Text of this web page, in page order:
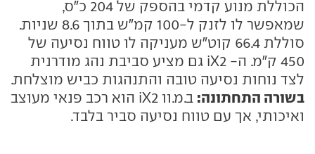
הכוללת מנוע קדמי בהספק של 204 כ"ס,
שמאפשר לו לזנק ל-100 קמ"ש בתוך 8.6 שניות.
סוללת 66.4 קוט"ש מעניקה לו טווח נסיעה של
450 ק"מ. ה- iX2 גם מציע סביבת נהג מודרנית
לצד נוחות נסיעה טובה והתנהגות כביש מוצלחת.
בשורה התחתונה:
ב.מ.וו iX2 הוא רכב פנאי מעוצב
ואיכותי, אך עם טווח נסיעה סביר בלבד.